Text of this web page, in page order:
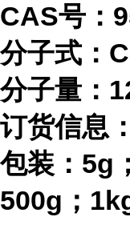
CAS号：
分子式：
分子量：
订货信息：
包装： 5g
500g；